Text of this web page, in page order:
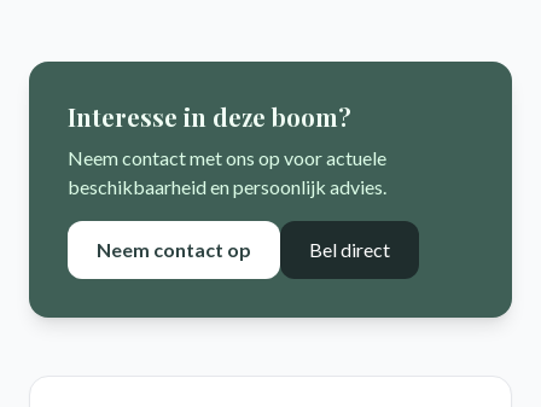
Interesse in deze boom?
Neem contact met ons op voor actuele
beschikbaarheid en persoonlijk advies.
Neem contact op Bel direct